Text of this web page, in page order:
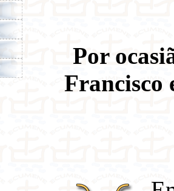
Por
Francisco